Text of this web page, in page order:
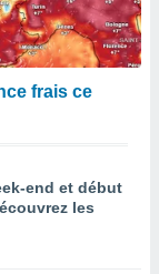
frais ce
end et début
les